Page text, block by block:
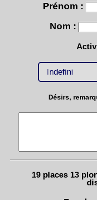
Prénom :
Nom :
Désirs,
19 places 13